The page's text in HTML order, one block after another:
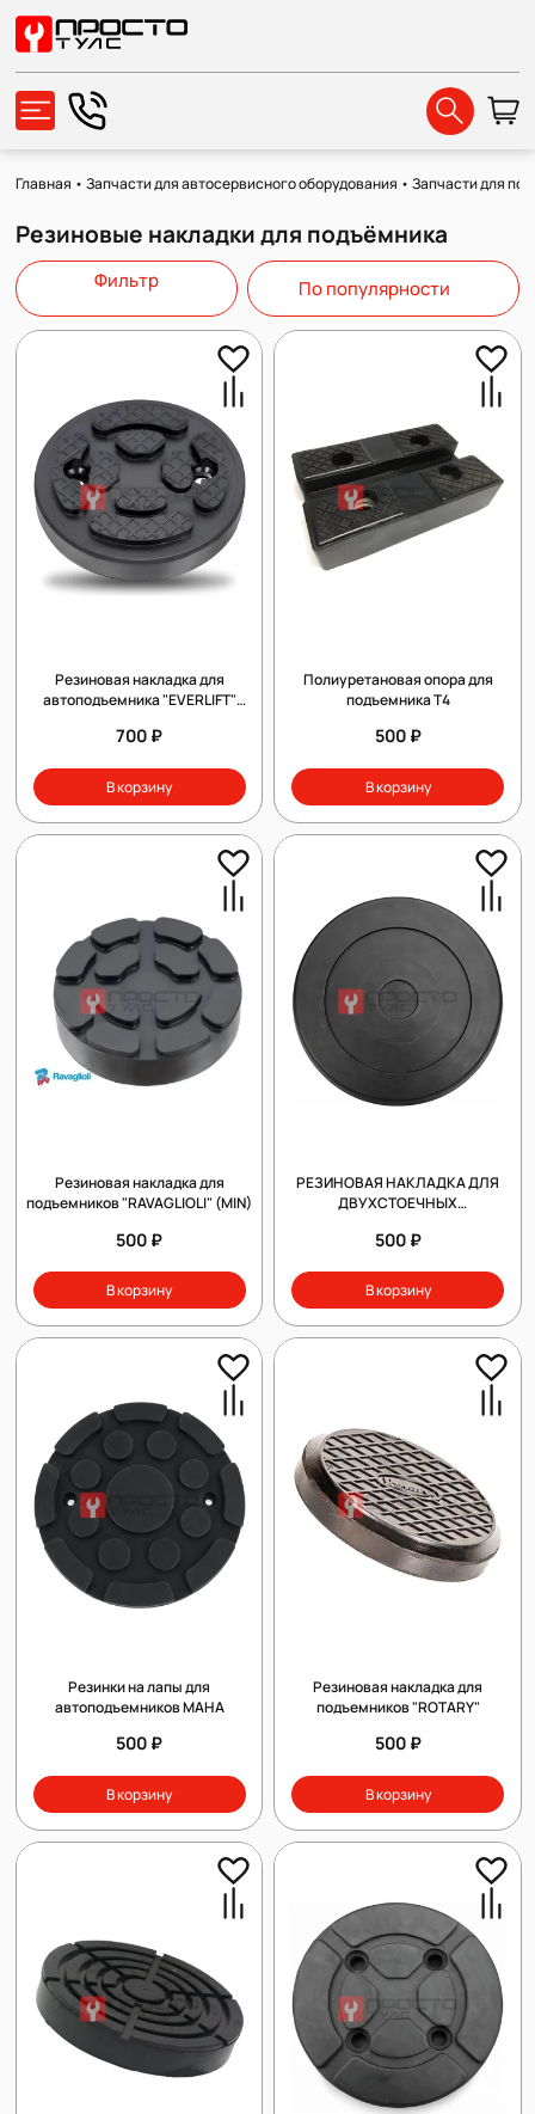
Главная •Запчасти для автосервисного оборудования •Запчасти для
Резиновые накладки для подъёмника
Фильтр По популярности
Резиновая накладка для
автоподъемника "EVERLIFT"
700 ₽
В корзину
Полиуретановая опора для
подъемника Т4
500 ₽
В корзину
Резиновая накладка для
подъемников "RAVAGLIOLI" (MIN)
500 ₽
В корзину
РЕЗИНОВАЯ НАКЛАДКА ДЛЯ
ДВУХСТОЕЧНЫХ
500 ₽
В корзину
Резинки на лапы для
автоподъемников MAHA
500 ₽
В корзину
Резиновая накладка для
подъемников "ROTARY"
500 ₽
В корзину